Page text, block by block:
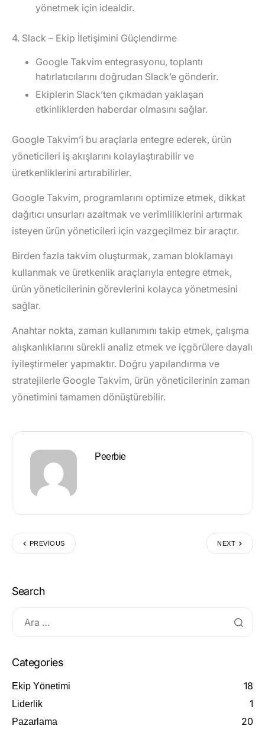
yönetmek için idealdir.
4. Slack – Ekip İletişimini Güçlendirme
Google Takvim entegrasyonu, toplantı
hatırlatıcılarını doğrudan Slack’e gönderir.
Ekiplerin Slack’ten çıkmadan yaklaşan
etkinliklerden haberdar olmasını sağlar.
Google Takvim’i bu araçlarla entegre ederek, ürün
yöneticileri iş akışlarını kolaylaştırabilir ve
üretkenliklerini artırabilirler.
Google Takvim, programlarını optimize etmek, dikkat
dağıtıcı unsurları azaltmak ve verimliliklerini artırmak
isteyen ürün yöneticileri için vazgeçilmez bir araçtır.
Birden fazla takvim oluşturmak, zaman bloklamayı
kullanmak ve üretkenlik araçlarıyla entegre etmek,
ürün yöneticilerinin görevlerini kolayca yönetmesini
sağlar.
Anahtar nokta, zaman kullanımını takip etmek, çalışma
alışkanlıklarını sürekli analiz etmek ve içgörülere dayalı
iyileştirmeler yapmaktır. Doğru yapılandırma ve
stratejilerle Google Takvim, ürün yöneticilerinin zaman
yönetimini tamamen dönüştürebilir.
Peerbie
PREVIOUS NEXT
Search
Categories
Ekip Yönetimi 18
Liderlik 1
Pazarlama 20